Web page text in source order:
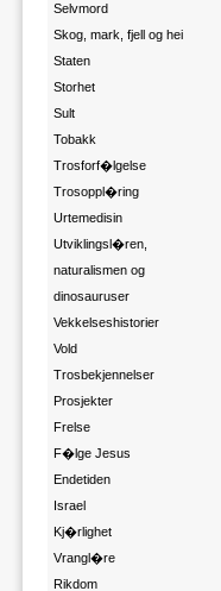
Selvmord
Skog, mark, fjell og hei
Staten
Storhet
Sult
Tobakk
Trosforf�lgelse
Trosoppl�ring
Urtemedisin
Utviklingsl�ren,
naturalismen og
dinosauruser
Vekkelseshistorier
Vold
Trosbekjennelser
Prosjekter
Frelse
F�lge Jesus
Endetiden
Israel
Kj�rlighet
Vrangl�re
Rikdom